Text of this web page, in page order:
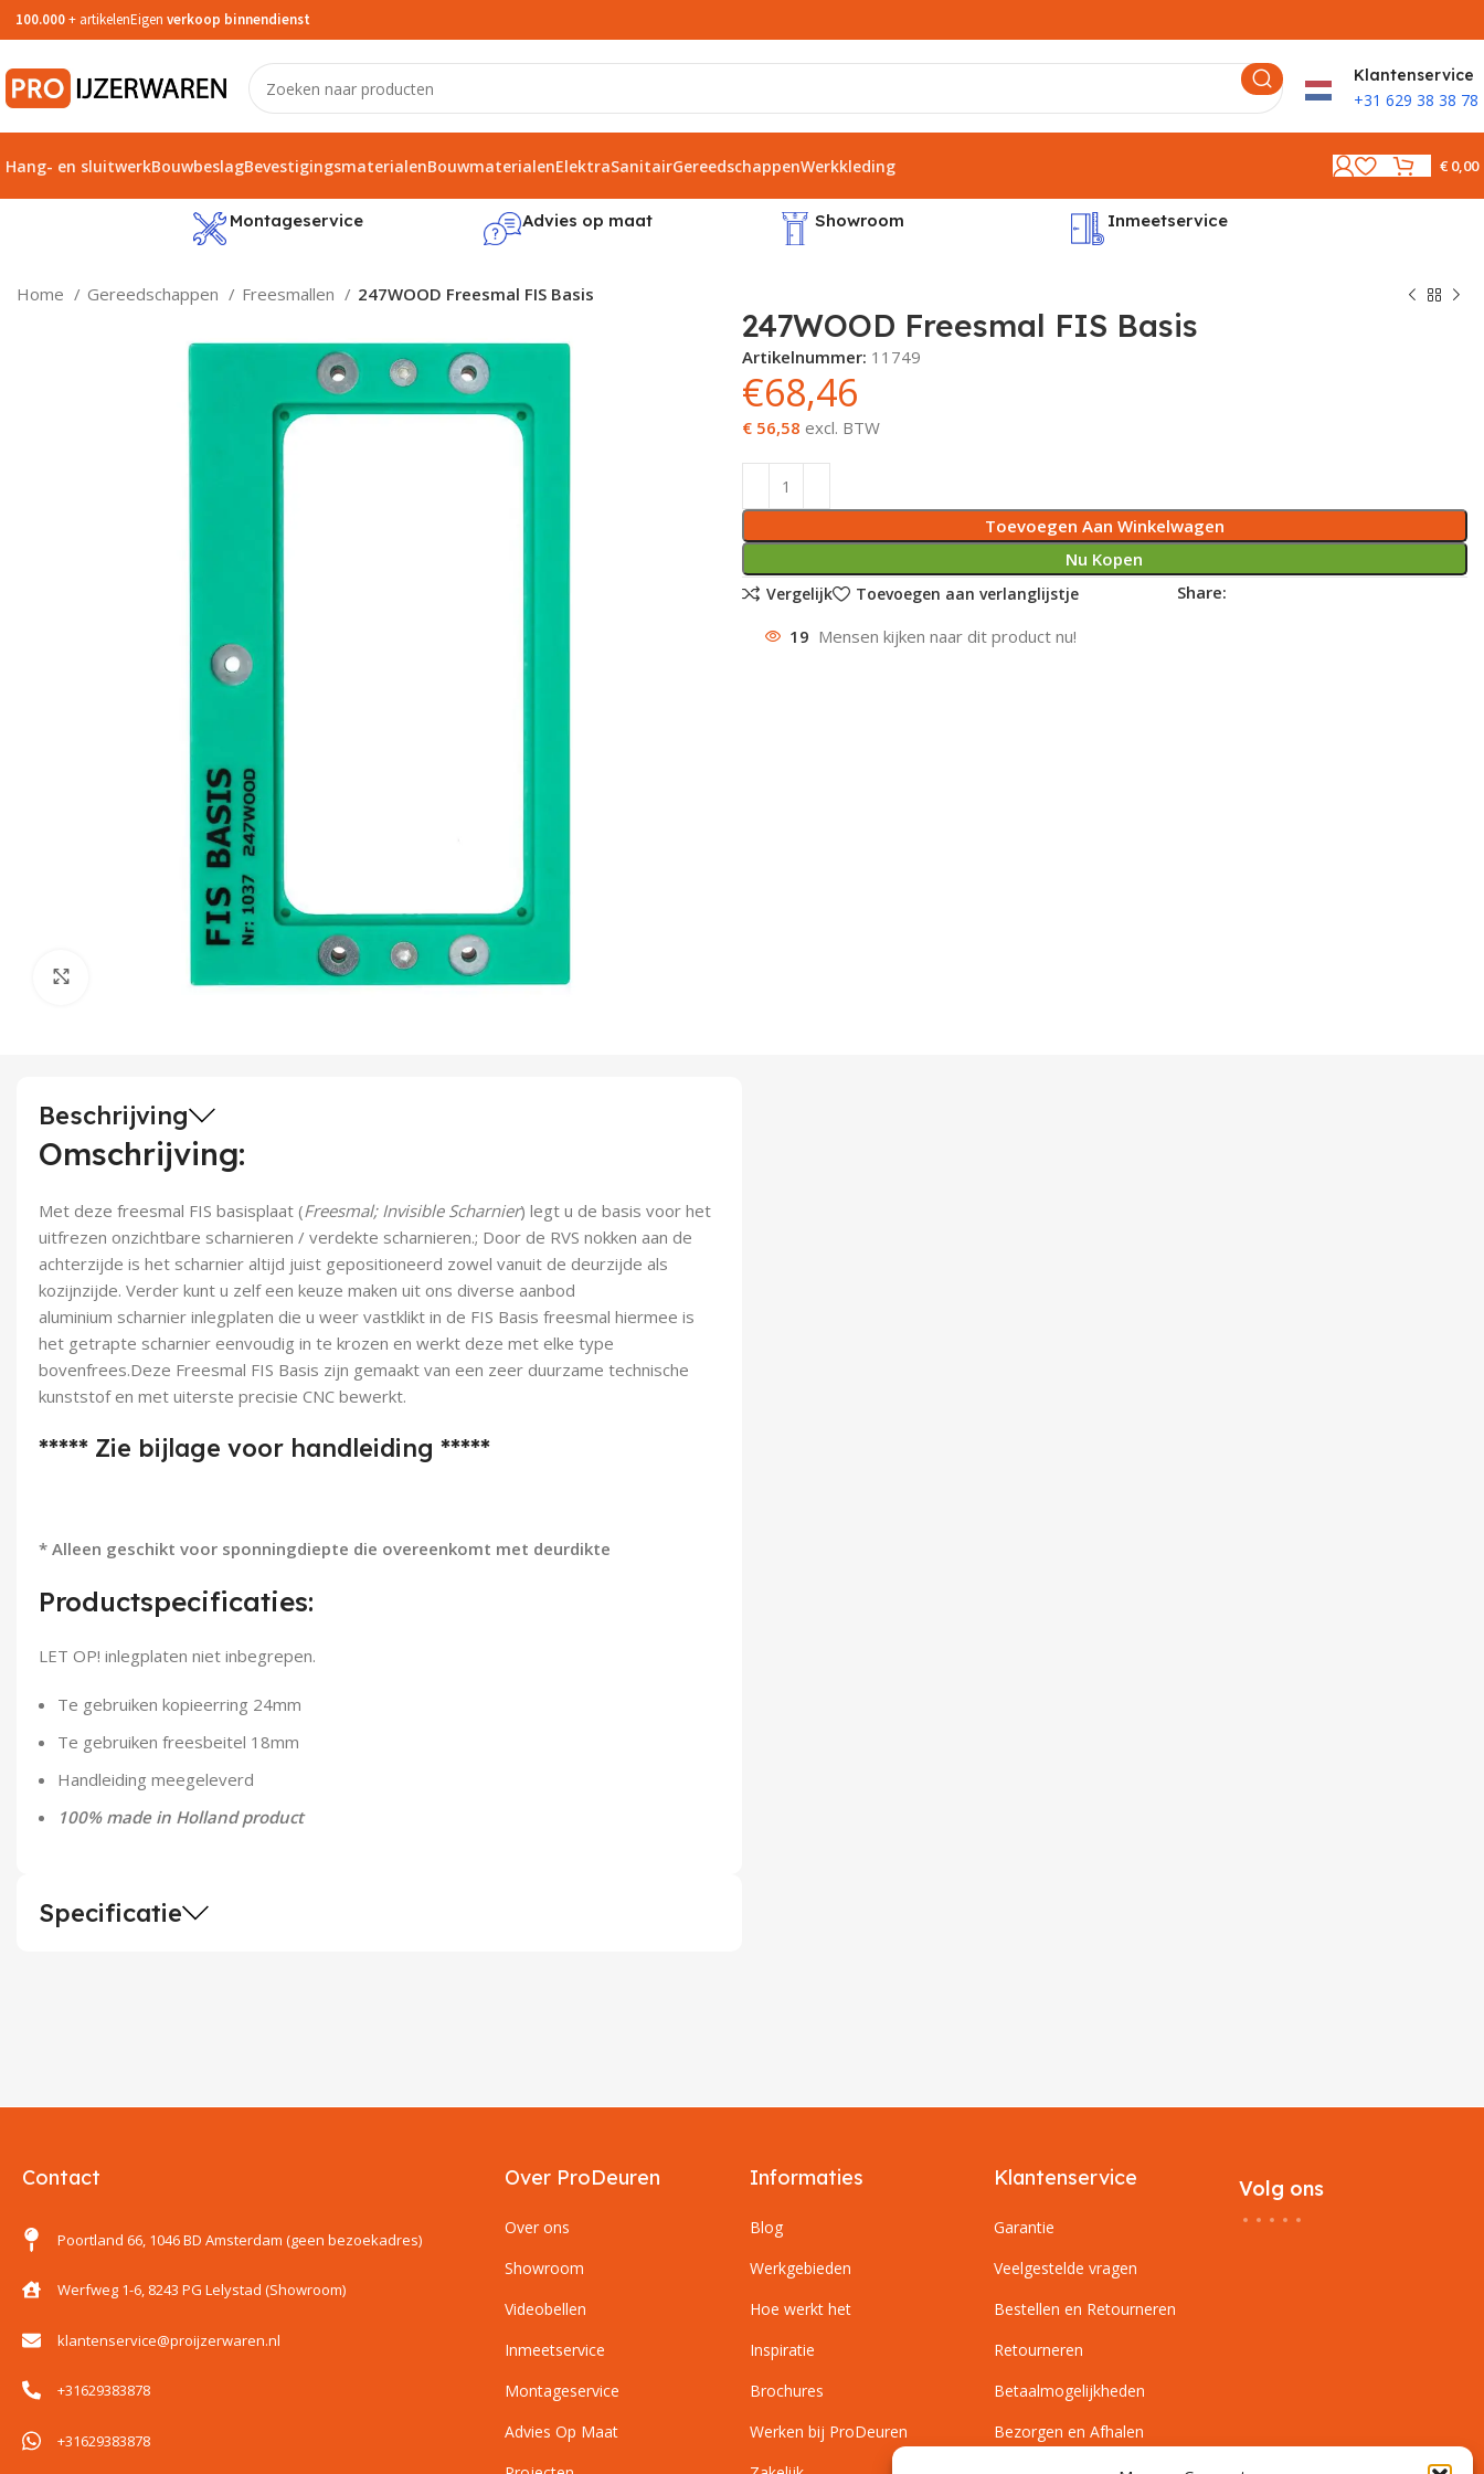
100.000+ artikelenEigen verkoop binnendienst
Klantenservice
+31 629 38 38 78
Hang- en sluitwerkBouwbeslagBevestigingsmaterialenBouwmaterialenElektraSanitairGereedschappenWerkkleding €0,00
Montageservice Advies op maat Showroom Inmeetservice
Home Gereedschappen Freesmallen 247WOOD Freesmal FIS Basis
247WOOD Freesmal FIS Basis
Artikelnummer: 11749
€68,46
€ 56,58 excl. BTW
Toevoegen Aan Winkelwagen
Nu Kopen
Vergelijk Toevoegen aan verlanglijstje Share:
19 Mensen kijken naar dit product nu!
Beschrijving
Omschrijving:
Met deze freesmal FIS basisplaat (Freesmal; Invisible Scharnier) legt u de basis voor het
uitfrezen onzichtbare scharnieren / verdekte scharnieren.; Door de RVS nokken aan de
achterzijde is het scharnier altijd juist gepositioneerd zowel vanuit de deurzijde als
kozijnzijde. Verder kunt u zelf een keuze maken uit ons diverse aanbod
aluminium scharnier inlegplaten die u weer vastklikt in de FIS Basis freesmal hiermee is
het getrapte scharnier eenvoudig in te krozen en werkt deze met elke type
bovenfrees.Deze Freesmal FIS Basis zijn gemaakt van een zeer duurzame technische
kunststof en met uiterste precisie CNC bewerkt.
***** Zie bijlage voor handleiding *****
* Alleen geschikt voor sponningdiepte die overeenkomt met deurdikte
Productspecificaties:
LET OP! inlegplaten niet inbegrepen.
Te gebruiken kopieerring 24mm
Te gebruiken freesbeitel 18mm
Handleiding meegeleverd
100% made in Holland product
Specificatie
Contact
Poortland 66, 1046 BD Amsterdam (geen bezoekadres)
Werfweg 1-6, 8243 PG Lelystad (Showroom)
klantenservice@proijzerwaren.nl
+31629383878
+31629383878
Over ProDeuren
Over ons
Showroom
Videobellen
Inmeetservice
Montageservice
Advies Op Maat
Informaties
Blog
Werkgebieden
Hoe werkt het
Inspiratie
Brochures
Werken bij ProDeuren
Klantenservice
Garantie
Veelgestelde vragen
Bestellen en Retourneren
Retourneren
Betaalmogelijkheden
Bezorgen en Afhalen
Volg ons